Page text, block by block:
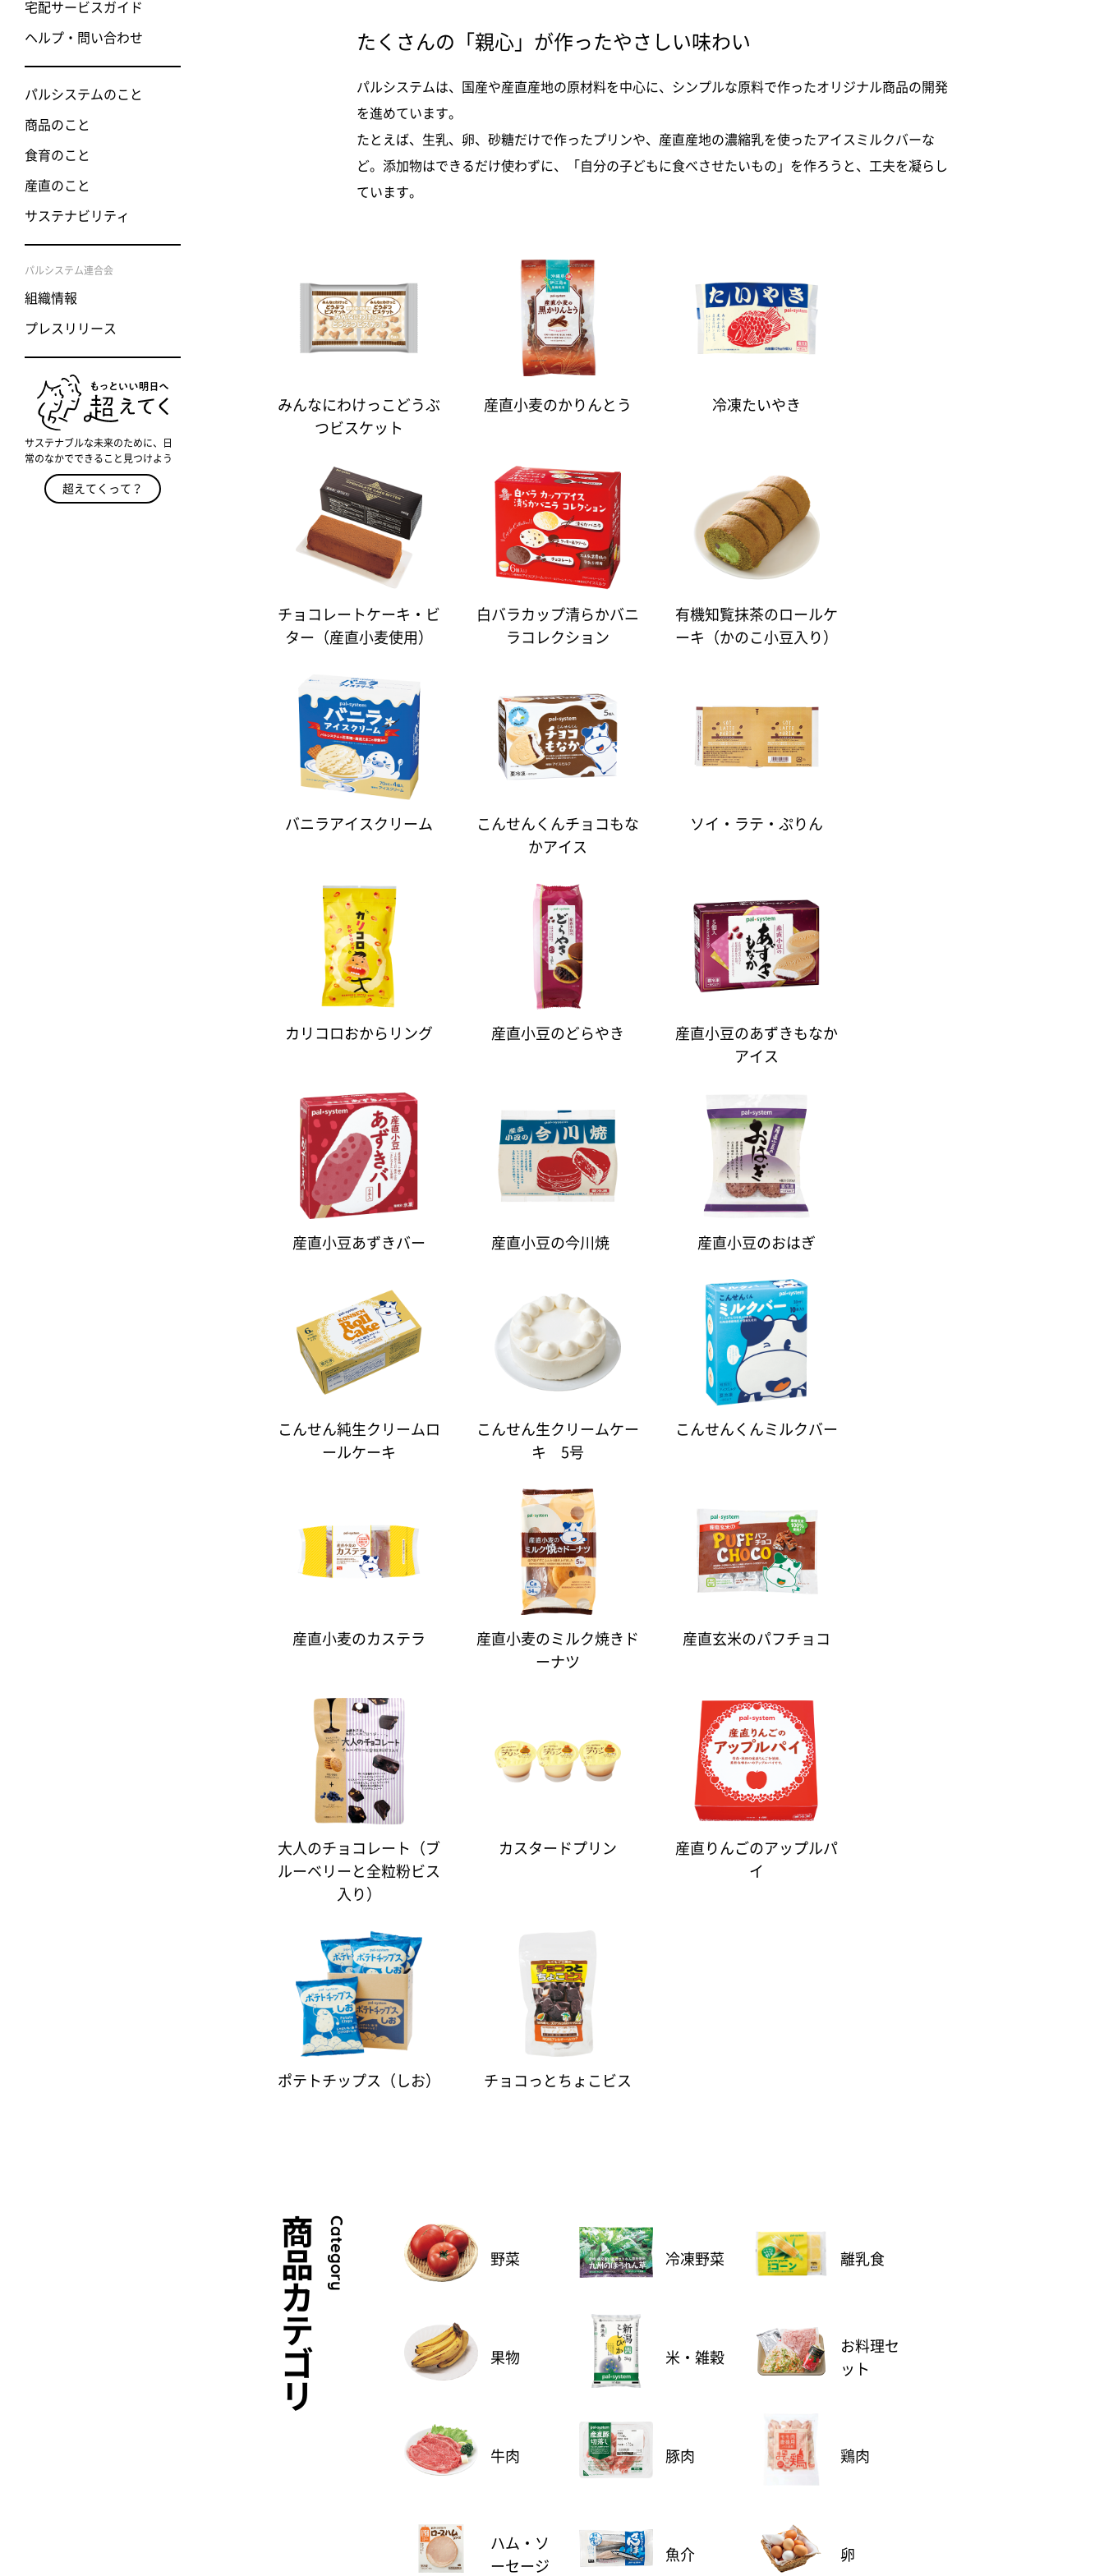
宅配サービスガイド
ヘルプ・問い合わせ
パルシステムのこと
商品のこと
食育のこと
産直のこと
サステナビリティ
パルシステム連合会
組織情報
プレスリリース
サステナブルな未来のために、日
常のなかでできること見つけよう
超えてくって？
たくさんの「親心」が作ったやさしい味わい
パルシステムは、国産や産直産地の原材料を中心に、シンプルな原料で作ったオリジナル商品の開発
を進めています。
たとえば、生乳、卵、砂糖だけで作ったプリンや、産直産地の濃縮乳を使ったアイスミルクバーな
ど。添加物はできるだけ使わずに、「自分の子どもに食べさせたいもの」を作ろうと、工夫を凝らし
ています。
みんなにわけっこどうぶ
つビスケット
産直小麦のかりんとう 冷凍たいやき
チョコレートケーキ・ビ
ター（産直小麦使用）
白バラカップ清らかバニ
ラコレクション
有機知覧抹茶のロールケ
ーキ（かのこ小豆入り）
バニラアイスクリーム
こんせんくんチョコもな
かアイス
ソイ・ラテ・ぷりん
カリコロおからリング 産直小豆のどらやき
産直小豆のあずきもなか
アイス
産直小豆あずきバー 産直小豆の今川焼 産直小豆のおはぎ
こんせん純生クリームロ
ールケーキ
こんせん生クリームケー
キ 5号
こんせんくんミルクバー
産直小麦のカステラ
産直小麦のミルク焼きド
ーナツ
産直玄米のパフチョコ
大人のチョコレート（ブ
ルーベリーと全粒粉ビス
入り）
カスタードプリン
産直りんごのアップルパ
イ
ポテトチップス（しお） チョコっとちょこビス
Category
商品カテゴリ 野菜 冷凍野菜 離乳食
果物 米・雑穀
お料理セ
ット
牛肉 豚肉 鶏肉
ハム・ソ
ーセージ
魚介 卵